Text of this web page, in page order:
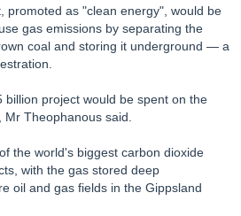
promoted as "clean energy", would be
gas emissions by separating the
coal and storing it underground — a
billion project would be spent on the
Theophanous said.
the world's biggest carbon dioxide
with the gas stored deep
oil and gas fields in the Gippsland